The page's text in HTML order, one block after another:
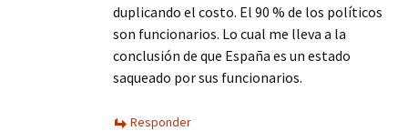
duplicando el costo. El 90 % de los políticos
son funcionarios. Lo cual me lleva a la
conclusión de que España es un estado
saqueado por sus funcionarios.
Responder